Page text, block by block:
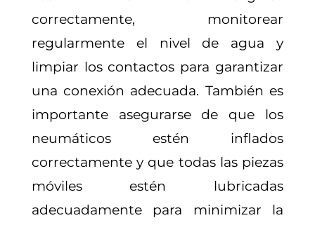
correctamente, monitorear
regularmente el nivel de agua y
limpiar los contactos para garantizar
una conexión adecuada. También es
importante asegurarse de que los
neumáticos estén inflados
correctamente y que todas las piezas
móviles estén lubricadas
adecuadamente para minimizar la